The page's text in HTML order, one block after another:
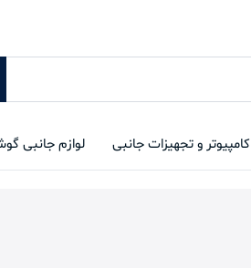
کامپیوتر و تجهیزات جانبی لوازم جانبی